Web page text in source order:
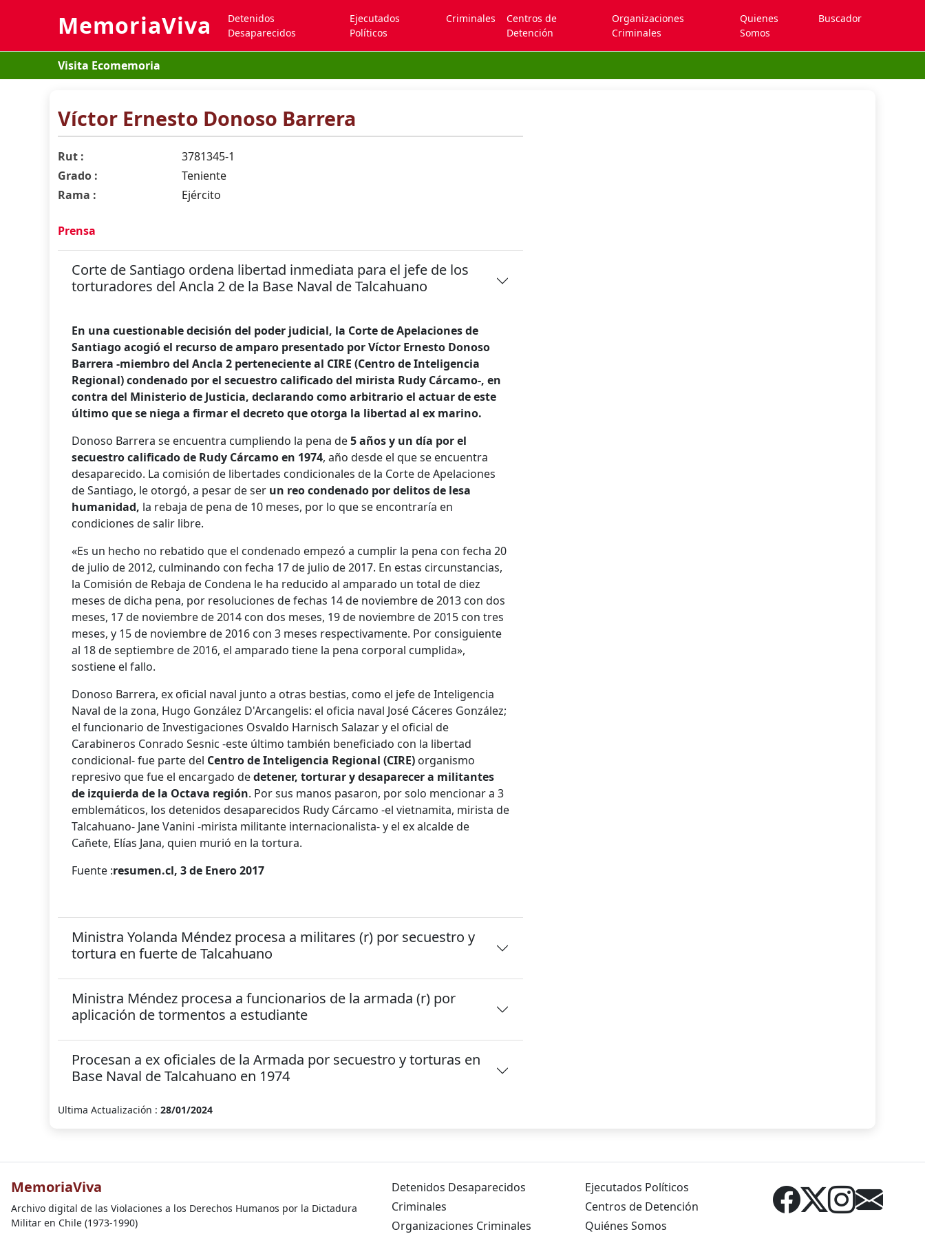
MemoriaViva
Detenidos
Desaparecidos
Ejecutados
Políticos
Criminales
Centros de
Detención
Organizaciones
Criminales
Quienes
Somos
Buscador
Visita Ecomemoria
Víctor Ernesto Donoso Barrera
Rut :
3781345-1
Grado :
Teniente
Rama :
Ejército
Prensa
Corte de Santiago ordena libertad inmediata para el jefe de los
torturadores del Ancla 2 de la Base Naval de Talcahuano
En una cuestionable decisión del poder judicial, la Corte de Apelaciones de
Santiago acogió el recurso de amparo presentado por Víctor Ernesto Donoso
Barrera -miembro del Ancla 2 perteneciente al CIRE (Centro de Inteligencia
Regional) condenado por el secuestro calificado del mirista Rudy Cárcamo-, en
contra del Ministerio de Justicia, declarando como arbitrario el actuar de este
último que se niega a firmar el decreto que otorga la libertad al ex marino.
Donoso Barrera se encuentra cumpliendo la pena de5 años y un día por el
secuestro calificado de Rudy Cárcamo en 1974, año desde el que se encuentra
desaparecido. La comisión de libertades condicionales de la Corte de Apelaciones
de Santiago, le otorgó, a pesar de ser un reo condenado por delitos de lesa
humanidad, la rebaja de pena de 10 meses, por lo que se encontraría en
condiciones de salir libre.
«Es un hecho no rebatido que el condenado empezó a cumplir la pena con fecha 20
de julio de 2012, culminando con fecha 17 de julio de 2017. En estas circunstancias,
la Comisión de Rebaja de Condena le ha reducido al amparado un total de diez
meses de dicha pena, por resoluciones de fechas 14 de noviembre de 2013 con dos
meses, 17 de noviembre de 2014 con dos meses, 19 de noviembre de 2015 con tres
meses, y 15 de noviembre de 2016 con 3 meses respectivamente. Por consiguiente
al 18 de septiembre de 2016, el amparado tiene la pena corporal cumplida»,
sostiene el fallo.
Donoso Barrera, ex oficial naval junto a otras bestias, como el jefe de Inteligencia
Naval de la zona, Hugo González D'Arcangelis: el oficia naval José Cáceres González;
el funcionario de Investigaciones Osvaldo Harnisch Salazar y el oficial de
Carabineros Conrado Sesnic -este último también beneficiado con la libertad
condicional- fue parte del Centro de Inteligencia Regional (CIRE) organismo
represivo que fue el encargado dedetener, torturar y desaparecer a militantes
de izquierda de la Octava región. Por sus manos pasaron, por solo mencionar a 3
emblemáticos, los detenidos desaparecidos Rudy Cárcamo -el vietnamita, mirista de
Talcahuano- Jane Vanini -mirista militante internacionalista- y el ex alcalde de
Cañete, Elías Jana, quien murió en la tortura.
Fuente :resumen.cl, 3 de Enero 2017
Ministra Yolanda Méndez procesa a militares (r) por secuestro y
tortura en fuerte de Talcahuano
Ministra Méndez procesa a funcionarios de la armada (r) por
aplicación de tormentos a estudiante
Procesan a ex oficiales de la Armada por secuestro y torturas en
Base Naval de Talcahuano en 1974
Ultima Actualización : 28/01/2024
MemoriaViva
Archivo digital de las Violaciones a los Derechos Humanos por la Dictadura
Militar en Chile (1973-1990)
Detenidos Desaparecidos
Ejecutados Políticos
Criminales
Centros de Detención
Organizaciones Criminales
Quiénes Somos